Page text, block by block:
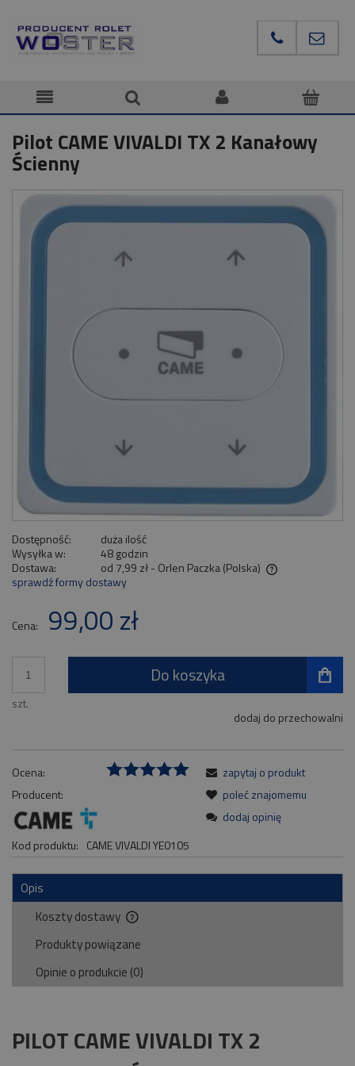
Pilot CAME VIVALDI TX 2 Kanałowy
Ścienny
Dostępność:
duża ilość
Wysyłka w:
48 godzin
Dostawa:
od 7,99 zł - Orlen Paczka (Polska)
Cena nie zawiera ewentualnych kosztów płatności
sprawdź formy dostawy
Cena: 99,00 zł
szt.
Do koszyka
dodaj do przechowalni
Ocena:
Producent:
Kod produktu: CAME VIVALDI YE0105
zapytaj o produkt
poleć znajomemu
dodaj opinię
Opis
Koszty dostawy
Cena nie zawiera ewentualnych kosztów płatności
Produkty powiązane
Opinie o produkcie (0)
PILOT CAME VIVALDI TX 2